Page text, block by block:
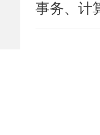
事务、计